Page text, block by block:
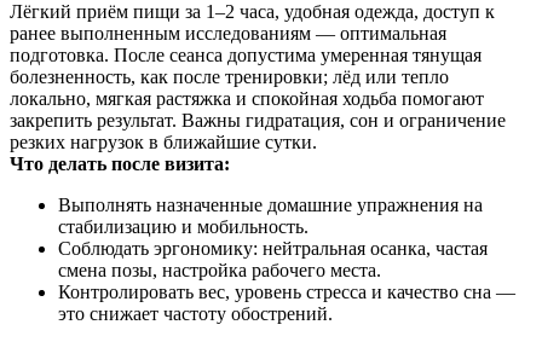
Лёгкий приём пищи за 1–2 часа, удобная одежда, доступ к
ранее выполненным исследованиям — оптимальная
подготовка. После сеанса допустима умеренная тянущая
болезненность, как после тренировки; лёд или тепло
локально, мягкая растяжка и спокойная ходьба помогают
закрепить результат. Важны гидратация, сон и ограничение
резких нагрузок в ближайшие сутки.
Что делать после визита:
Выполнять назначенные домашние упражнения на
стабилизацию и мобильность.
Соблюдать эргономику: нейтральная осанка, частая
смена позы, настройка рабочего места.
Контролировать вес, уровень стресса и качество сна —
это снижает частоту обострений.